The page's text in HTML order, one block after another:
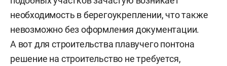
необходимость в берегоукреплении, что также
невозможно без оформления документации.
А вот для строительства плавучего понтона
решение на строительство не требуется,